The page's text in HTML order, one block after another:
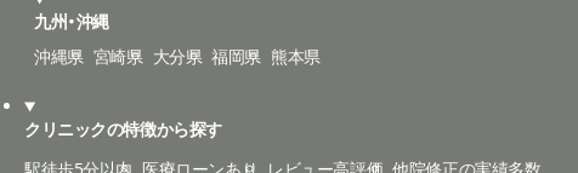
九州・沖縄
沖縄県 宮崎県 大分県 福岡県 熊本県
クリニックの特徴から探す